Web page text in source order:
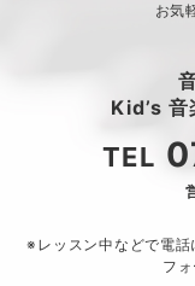
お気
Kid’s 音
TEL
※レッスン中などで電話
フ